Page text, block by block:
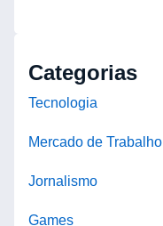
Categorias
Tecnologia
Mercado de Trabalho
Jornalismo
Games